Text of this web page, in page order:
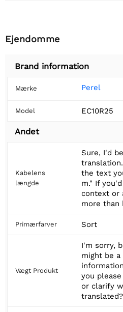
Ejendomme
Brand information
Mærke Perel
Model EC10R25
Andet
Kabelens
længde
Sure, I'd
the text
m." If
context or
more than
Primærfarver Sort
Vægt Produkt
I'm sorry,
might be
you
or clarify
translated?